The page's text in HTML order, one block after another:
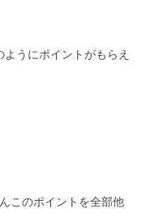
うにポイントがもらえ
このポイントを全部他